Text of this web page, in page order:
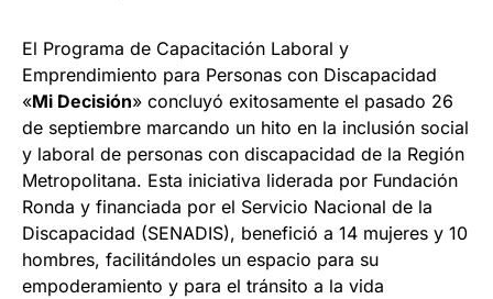
El Programa de Capacitación Laboral y
Emprendimiento para Personas con Discapacidad
«Mi Decisión» concluyó exitosamente el pasado 26
de septiembre marcando un hito en la inclusión social
y laboral de personas con discapacidad de la Región
Metropolitana. Esta iniciativa liderada por Fundación
Ronda y financiada por el Servicio Nacional de la
Discapacidad (SENADIS), benefició a 14 mujeres y 10
hombres, facilitándoles un espacio para su
empoderamiento y para el tránsito a la vida